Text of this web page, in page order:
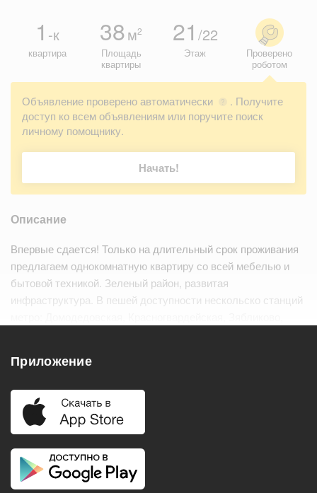
1 -к
квартира
38м2
Площадь
квартиры
21 /22
Этаж
Проверено
роботом
Объявление проверено автоматически ?
. Получите
доступ ко всем объявлениям или поручите поиск
личному помощнику.
Начать!
Описание
Впервые сдается! Только на длительный срок проживания
предлагаем однокомнатную квартиру со всей мебелью и
бытовой техникой. Зеленый район, развитая
инфраструктура. В пешей доступности нескольско станций
Удобства
Балкон
Телевизор
Приложение